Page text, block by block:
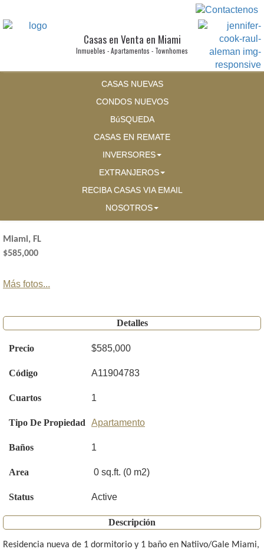
Casas en Venta en Miami
Inmuebles - Apartamentos - Townhomes
CASAS NUEVAS
CONDOS NUEVOS
BúSQUEDA
CASAS EN REMATE
INVERSORES
EXTRANJEROS
RECIBA CASAS VIA EMAIL
NOSOTROS
Miami, FL
$585,000
Más fotos...
Detalles
Precio $585,000
Código A11904783
Cuartos 1
Tipo De Propiedad Apartamento
Baños 1
Area 0 sq.ft. (0 m2)
Status Active
Descripción
Residencia nueva de 1 dormitorio y 1 baño en Natiivo/Gale Miami,